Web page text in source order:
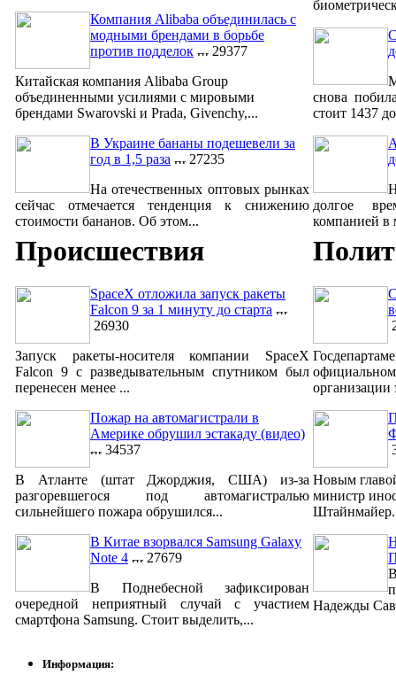
Компания Alibaba объединилась с
модными брендами в борьбе
против подделок
29377
Китайская компания Alibaba Group
объединенными усилиями с мировыми
брендами Swarovski и Prada, Givenchy,...
В Украине бананы подешевели за
год в 1,5 раза
27235
На отечественных оптовых рынках
сейчас отмечается тенденция к снижению
стоимости бананов. Об этом...
снова
стоит 1437
долгое
компанией в
Происшествия
SpaceX отложила запуск ракеты
Falcon 9 за 1 минуту до старта
26930
Запуск ракеты-носителя компании SpaceX
Falcon 9 с разведывательным спутником был
перенесен менее ...
Пожар на автомагистрали в
Америке обрушил эстакаду (видео)
34537
В Атланте (штат Джорджия, США) из-за
разгоревшегося под автомагистралью
сильнейшего пожара обрушился...
В Китае взорвался Samsung Galaxy
Note 4
27679
В Поднебесной зафиксирован
очередной неприятный случай с участием
смартфона Samsung. Стоит выделить,...
организации
Новым
министр
Надежды
Информация: